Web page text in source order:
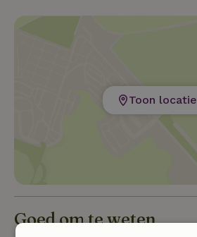
Toon locatie
Goed om te weten